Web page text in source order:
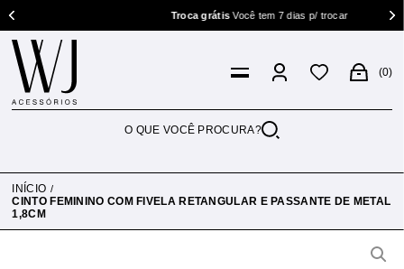
Troca grátisVocê tem 7 dias p/ trocar
0
INÍCIO
CINTO FEMININO COM FIVELA RETANGULAR E PASSANTE DE METAL
1,8CM